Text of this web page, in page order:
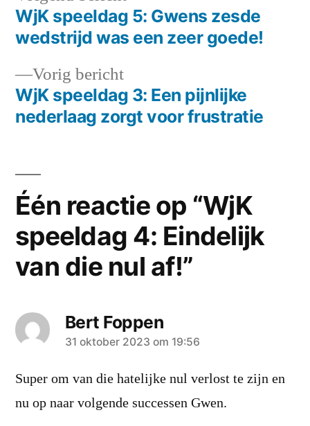
Bericht
navigatie
Vorig berichtVorig
bericht:
WjK speeldag 3: Een pijnlijke
nederlaag zorgt voor frustratie
bericht:
WjK speeldag 5: Gwens zesde
wedstrijd was een zeer goede!
Één reactie op “WjK
speeldag 4: Eindelijk
van die nul af!”
Bert Foppen
zei:
31 oktober 2023 om 19:56
Super om van die hatelijke nul verlost te zijn en
nu op naar volgende successen Gwen.